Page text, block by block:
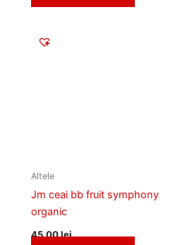
Altele
Jm ceai bb fruit symphony
organic
45,00lei